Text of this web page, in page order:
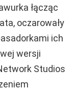
łącząc
oczarowały
ich
wersji
Studios